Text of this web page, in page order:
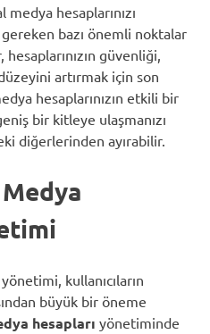
hesaplarınızı
bazı önemli noktalar
güvenliği,
artırmak için son
hesaplarınızın etkili bir
bir kitleye ulaşmanızı
diğerlerinden ayırabilir.
kullanıcıların
büyük bir öneme
hesapları yönetiminde